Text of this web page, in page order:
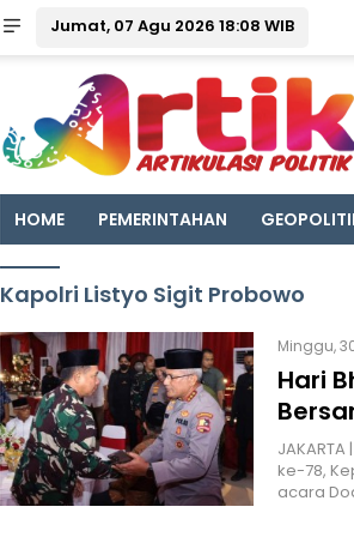
Jumat, 07 Agu 2026 18:08 WIB
HOME PEMERINTAHAN
Kapolri Listyo Sigit Probowo
Minggu,
Hari
ke-78,
acara